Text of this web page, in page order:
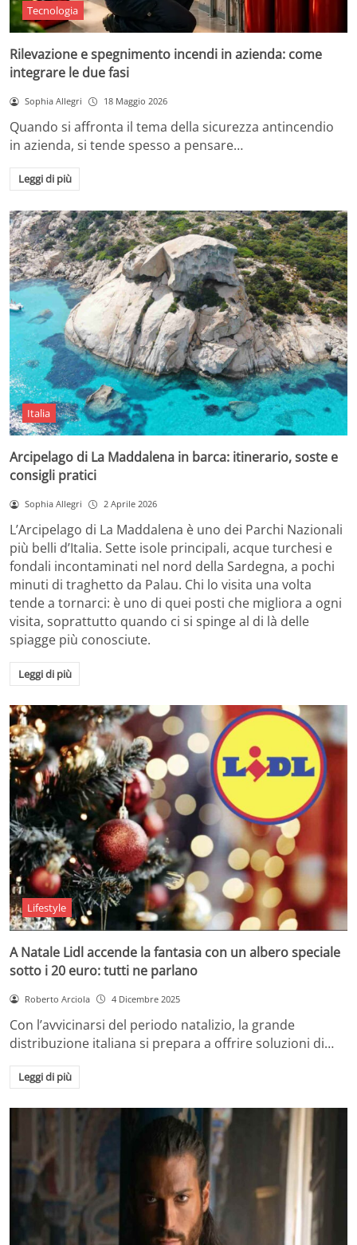
Tecnologia
Rilevazione e spegnimento incendi in azienda: come
integrare le due fasi
Sophia Allegri 18 Maggio 2026
Quando si affronta il tema della sicurezza antincendio
in azienda, si tende spesso a pensare…
Leggi di più
Italia
Arcipelago di La Maddalena in barca: itinerario, soste e
consigli pratici
Sophia Allegri 2 Aprile 2026
L’Arcipelago di La Maddalena è uno dei Parchi Nazionali
più belli d’Italia. Sette isole principali, acque turchesi e
fondali incontaminati nel nord della Sardegna, a pochi
minuti di traghetto da Palau. Chi lo visita una volta
tende a tornarci: è uno di quei posti che migliora a ogni
visita, soprattutto quando ci si spinge al di là delle
spiagge più conosciute.
Leggi di più
Lifestyle
A Natale Lidl accende la fantasia con un albero speciale
sotto i 20 euro: tutti ne parlano
Roberto Arciola 4 Dicembre 2025
Con l’avvicinarsi del periodo natalizio, la grande
distribuzione italiana si prepara a offrire soluzioni di…
Leggi di più